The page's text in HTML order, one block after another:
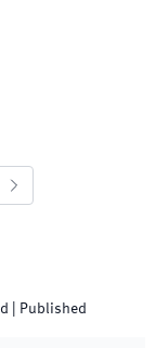
Published